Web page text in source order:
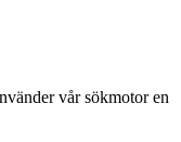
vår sökmotor en